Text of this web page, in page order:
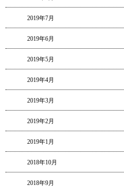
2019年7月
2019年6月
2019年5月
2019年4月
2019年3月
2019年2月
2019年1月
2018年10月
2018年9月